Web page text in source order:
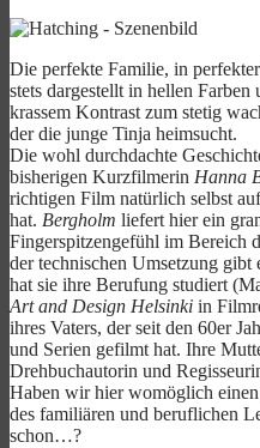
Die perfekte Familie, in
stets dargestellt in hellen
krassem Kontrast zum stetig
der die junge Tinja heimsucht.
Die wohl durchdachte
bisherigen Kurzfilmerin Hanna
richtigen Film natürlich selbst
hat. Bergholm liefert hier ein
Fingerspitzengefühl im Bereich
der technischen Umsetzung gibt
hat sie ihre Berufung studiert
Art and Design Helsinki in
ihres Vaters, der seit den 60er
und Serien gefilmt hat. Ihre
Drehbuchautorin und
Haben wir hier womöglich
des familiären und beruflichen
schon…?